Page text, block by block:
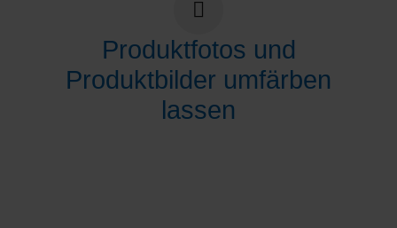
Produktfotos und
Produktbilder umfärben
lassen